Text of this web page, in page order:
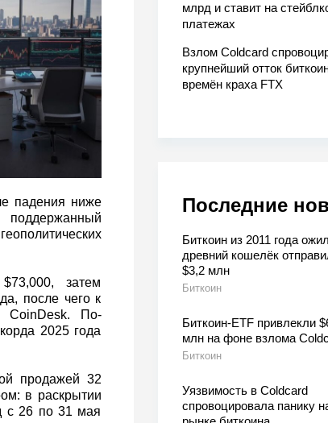
млрд и ставит на
платежах
Взлом Coldcard
крупнейший отток
времён краха FTX
Последние
Биткоин из 2011 года
древний кошелёк
$3,2 млн
Биткоин
Биткоин-ETF привлекли
млн на фоне взлома
Биткоин
Уязвимость в Coldcard
спровоцировала панику
падения ниже
затем
после чего к
CoinDesk. По-
2025 года
продажей 32
в раскрытии
с 26 по 31 мая